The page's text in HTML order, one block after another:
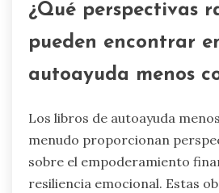
¿Qué perspectivas
pueden encontrar
autoayuda menos
Los libros de autoayuda
menudo proporcionan
sobre el empoderamiento
resiliencia emocional. Estas